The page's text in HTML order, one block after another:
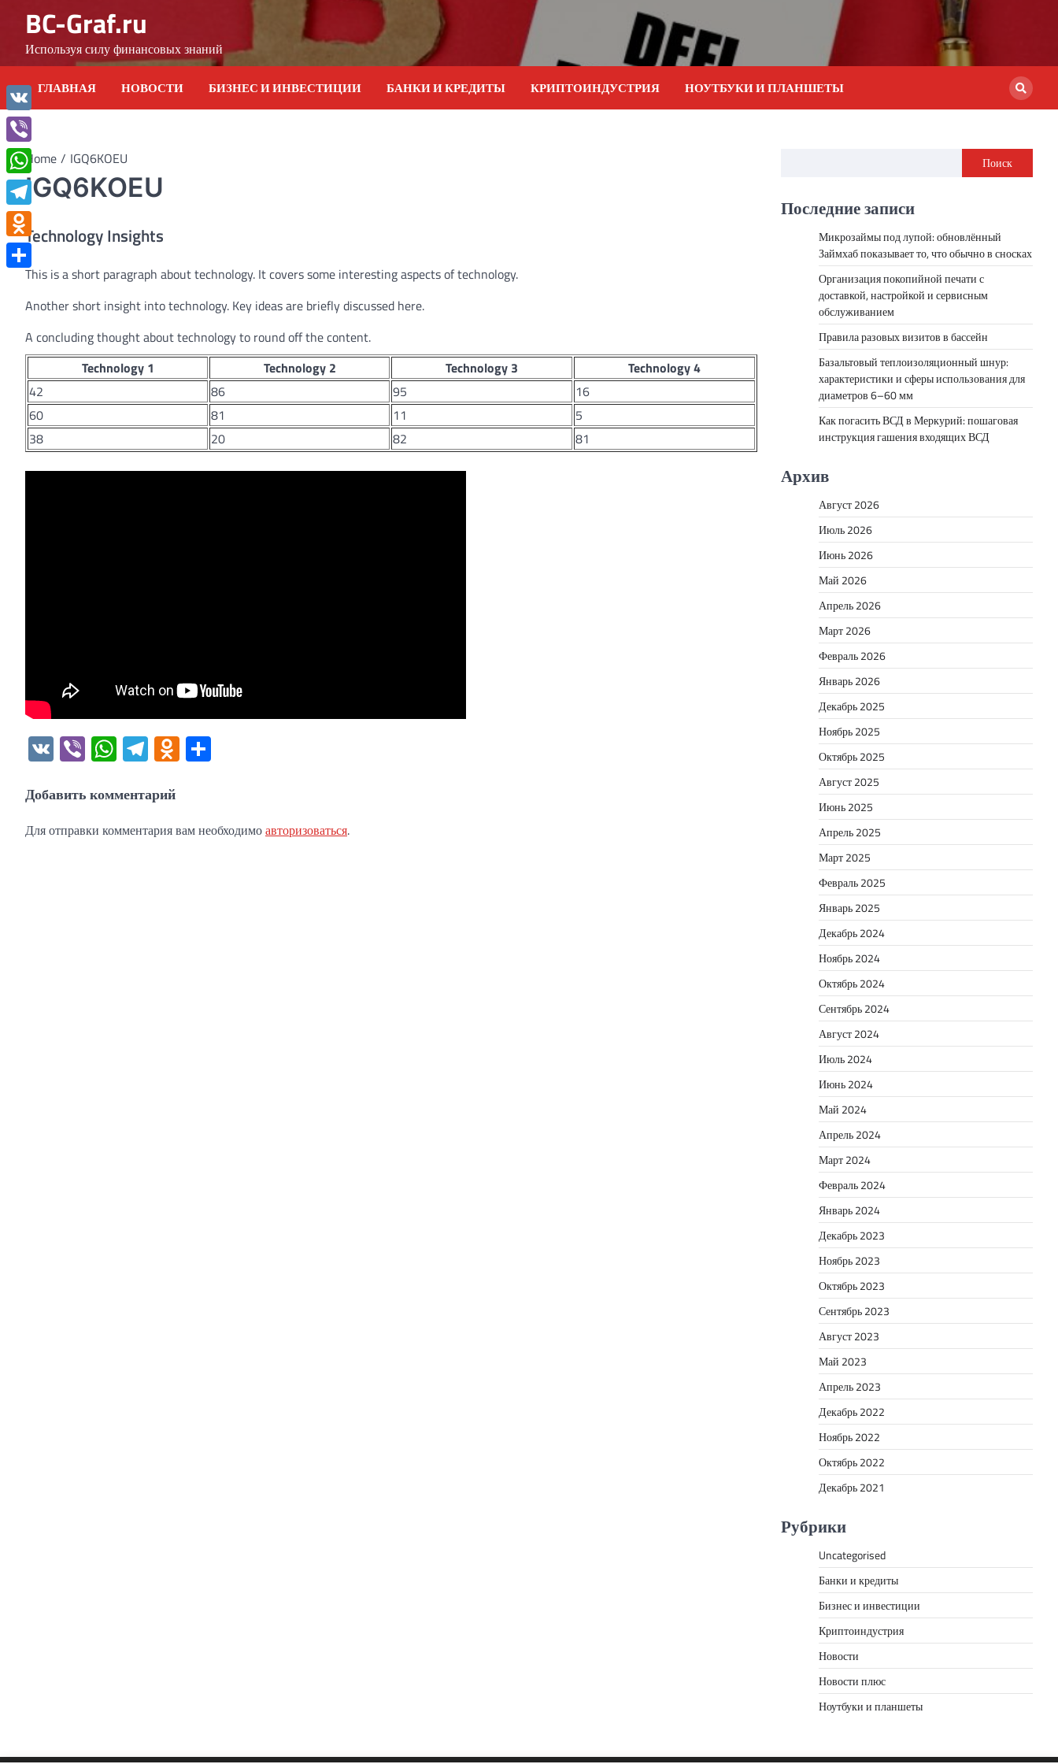
content
BC-Graf.ru
Используя силу финансовых знаний
ГЛАВНАЯ НОВОСТИ БИЗНЕС И ИНВЕСТИЦИИ БАНКИ И КРЕДИТЫ КРИПТОИНДУСТРИЯ НОУТБУКИ И ПЛАНШЕТЫ
Home IGQ6KOEU
IGQ6KOEU
Technology Insights
This is a short paragraph about technology. It covers some interesting aspects of technology.
Another short insight into technology. Key ideas are briefly discussed here.
A concluding thought about technology to round off the content.
Technology 1
Technology 2 Technology 3
Technology 4
42
86 95
16
60
81 11
5
38
20 82 81
VK ViberWhatsApp
Telegram
Odnoklassniki
Добавить комментарий
Для отправки комментария вам необходимоавторизоваться.
Поиск
Последние записи
Микрозаймы под лупой: обновлённый
Займхаб показывает то, что обычно в сносках
Организация покопийной печати с
доставкой, настройкой и сервисным
обслуживанием
Правила разовых визитов в бассейн
Базальтовый теплоизоляционный шнур:
характеристики и сферы использования для
диаметров 6–60 мм
Как погасить ВСД в Меркурий: пошаговая
инструкция гашения входящих ВСД
Архив
Август 2026
Июль 2026
Июнь 2026
Май 2026
Апрель 2026
Март 2026
Февраль 2026
Январь 2026
Декабрь 2025
Ноябрь 2025
Октябрь 2025
Август 2025
Июнь 2025
Апрель 2025
Март 2025
Февраль 2025
Январь 2025
Декабрь 2024
Ноябрь 2024
Октябрь 2024
Сентябрь 2024
Август 2024
Июль 2024
Июнь 2024
Май 2024
Апрель 2024
Март 2024
Февраль 2024
Январь 2024
Декабрь 2023
Ноябрь 2023
Октябрь 2023
Сентябрь 2023
Август 2023
Май 2023
Апрель 2023
Декабрь 2022
Ноябрь 2022
Октябрь 2022
Декабрь 2021
Рубрики
Uncategorised
Банки и кредиты
Бизнес и инвестиции
Криптоиндустрия
Новости
Новости плюс
Ноутбуки и планшеты
VK
Viber
WhatsApp
Telegram
Odnoklassniki
Отправить